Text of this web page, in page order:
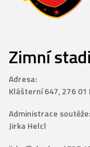
Zimní
Adresa:
Klášterní 647, 276 01
Administrace soutěže:
Jirka Helcl